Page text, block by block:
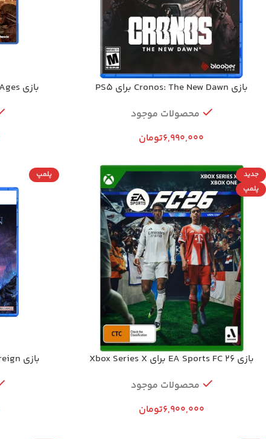
بازی Cronos: The New Dawn برای PS5
محصولات موجود
6,990,000تومان
بازی DOOM: The Dark Ages برای PS5
جدید
پلمپ
بازی EA Sports FC 26 برای Xbox Series X
محصولات موجود
6,900,000تومان
پلمپ
بازی Elden Ring Nightreign برای PS5